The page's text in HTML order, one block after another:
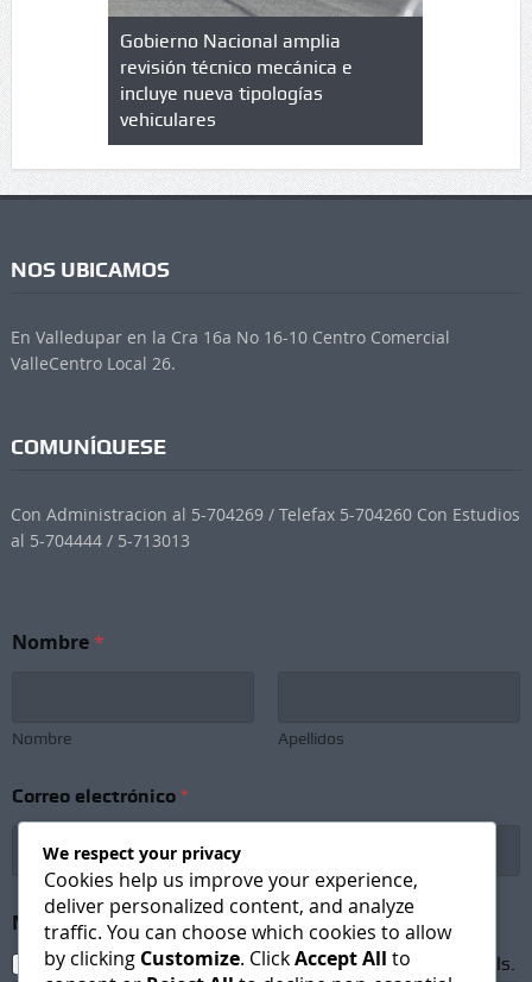
de
en
Gobierno Nacional amplia
revisión técnico mecánica e
incluye nueva tipologías
vehiculares
NOS UBICAMOS
En Valledupar en la Cra 16a No 16-10 Centro Comercial
ValleCentro Local 26.
COMUNÍQUESE
Con Administracion al 5-704269 / Telefax 5-704260 Con Estudios
al 5-704444 / 5-713013
Nombre*
Nombre Apellidos
C
o
o
N
o
Correo electrónico *
Newsletter Subscription *
I agree to receive newsletters and promotional emails.
We respect your privacy
Cookies help us improve your experience,
deliver personalized content, and analyze
traffic. You can choose which cookies to allow
by clicking Customize. ClickAccept All to